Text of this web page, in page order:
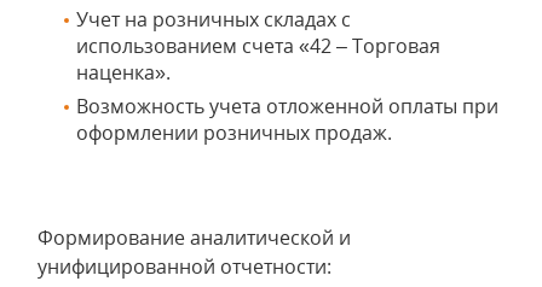
Учет на розничных складах с
использованием счета «42 – Торговая
наценка».
Возможность учета отложенной оплаты при
оформлении розничных продаж.
Формирование аналитической и
унифицированной отчетности: